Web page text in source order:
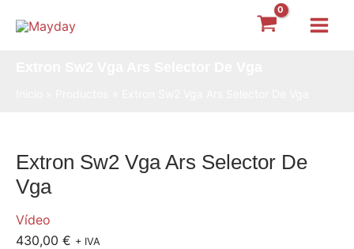
Main
Extron Sw2 Vga Ars Selector De
Vga
Vídeo
430,00 € + IVA